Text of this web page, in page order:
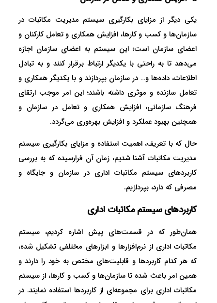
یکی دیگر از مزایای بکارگیری سیستم مدیریت مکاتبات در
سازمان‌ها و کسب و کارها، افزایش همکاری و تعامل کارکنان و
اعضای سازمان است؛ این سیستم به اعضای سازمان اجازه
می‌دهد تا به راحتی با یکدیگر ارتباط برقرار کنند و به تبادل
اطلاعات، داده‌ها و… در سازمان بپردازند و با یکدیگر همکاری و
تعامل سازنده و موثری داشته باشند؛ این امر موجب ارتقای
فرهنگ سازمانی، افزایش همکاری و تعامل در سازمان و
همچنین بهبود عملکرد و افزایش بهره‌وری می‌گردد.
حال که با تعریف، اهمیت استفاده و مزایای بکارگیری سیستم
مدیریت مکاتبات آشنا شدیم، زمان آن فرارسیده که به بررسی
کاربردهای سیستم مکاتبات اداری در سازمان و جایگاه و
مصرفی که دارد، بپردازیم.
کاربردهای سیستم مکاتبات اداری
همان‌طور که در قسمت‌های پیش اشاره کردیم، سیستم
مکاتبات اداری از نرم‌افزارها و ابزارهای مختلفی تشکیل شده،
که هر کدام کاربردها و قابلیت‌های مختص به خود را دارند و
همین امر باعث شده تا سازمان‌ها و کسب و کارها، از سیستم
مکاتبات اداری برای مجموعه‌ای از کاربردها استفاده نمایند. در